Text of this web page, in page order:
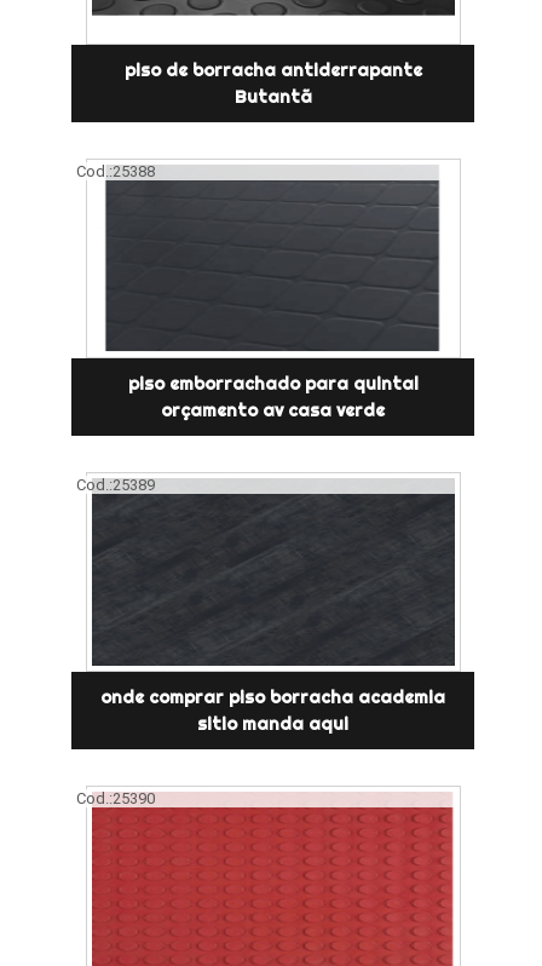
piso de borracha antiderrapante
Butantã
Cod.:25388
piso emborrachado para quintal
orçamento av casa verde
Cod.:25389
onde comprar piso borracha academia
sitio manda aqui
Cod.:25390